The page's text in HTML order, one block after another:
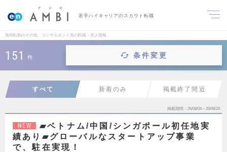
若手ハイキャリアのスカウト転職
海外転勤のその他、コンサルタント系の転職・求人情報
151 件 条件変更
すべて 新着のみ 掲載終了間近
掲載期間 26/08/04～26/08/28
NEW
▰ベトナム/中国/シンガポール初任地実
績あり▰グローバルなスタートアップ事業
で、駐在実現！